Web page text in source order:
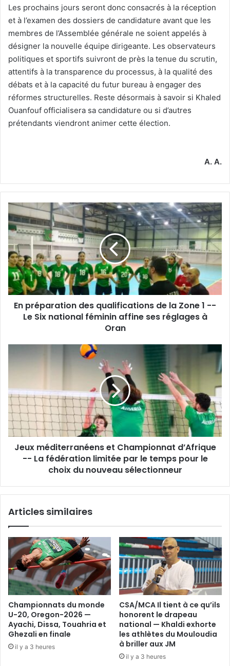
Les prochains jours seront donc consacrés à la réception
et à l’examen des dossiers de candidature avant que les
membres de l’Assemblée générale ne soient appelés à
désigner la nouvelle équipe dirigeante. Les observateurs
politiques et sportifs suivront de près la tenue du scrutin,
attentifs à la transparence du processus, à la qualité des
débats et à la capacité du futur bureau à engager des
réformes structurelles. Reste désormais à savoir si Khaled
Ouanfouf officialisera sa candidature ou si d’autres
prétendants viendront animer cette élection.
A. A.
En
préparation
des
qualifications
de
la
Zone
-
à
Oran
En préparation des qualifications de la Zone 1 --
Le Six national féminin affine ses réglages à
Oran
d’Afrique
-
-
La
fédération
limitée
pour
choix
sélectionneur
Jeux méditerranéens et Championnat d’Afrique
-- La fédération limitée par le temps pour le
choix du nouveau sélectionneur
Articles similaires
Championnats du monde
U-20, Oregon-2026 —
Ayachi, Dissa, Touahria et
Ghezali en finale
il y a 3 heures
CSA/MCA Il tient à ce qu’ils
honorent le drapeau
national — Khaldi exhorte
les athlètes du Mouloudia
à briller aux JM
il y a 3 heures